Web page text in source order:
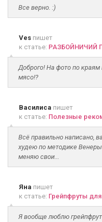
Все верно. :)
Ves пишет
к статье: РАЗБОЙНИЧИЙ
Доброго! На фото по краям
мясо!?
Василиса пишет
к статье: Полезные
Всё правильно написано,
худею по методике
меняю свои...
Яна пишет
к статье: Грейпфруты
Я вообще люблю грейпфрут